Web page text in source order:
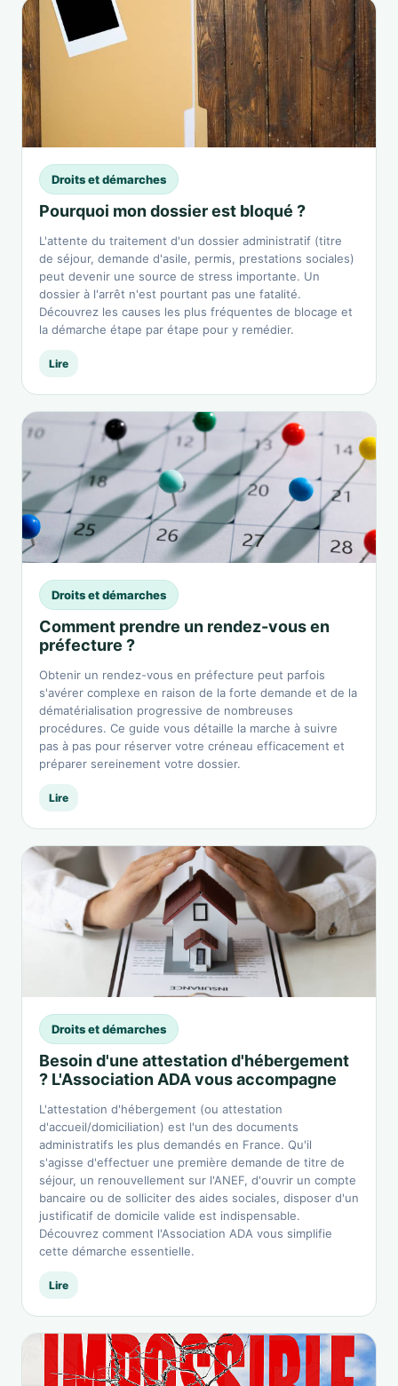
Droits et démarches
Pourquoi mon dossier est bloqué ?
L'attente du traitement d'un dossier administratif (titre
de séjour, demande d'asile, permis, prestations sociales)
peut devenir une source de stress importante. Un
dossier à l'arrêt n'est pourtant pas une fatalité.
Découvrez les causes les plus fréquentes de blocage et
la démarche étape par étape pour y remédier.
Lire
Droits et démarches
Comment prendre un rendez-vous en
préfecture ?
Obtenir un rendez-vous en préfecture peut parfois
s'avérer complexe en raison de la forte demande et de la
dématérialisation progressive de nombreuses
procédures. Ce guide vous détaille la marche à suivre
pas à pas pour réserver votre créneau efficacement et
préparer sereinement votre dossier.
Lire
Droits et démarches
Besoin d'une attestation d'hébergement
? L'Association ADA vous accompagne
L'attestation d'hébergement (ou attestation
d'accueil/domiciliation) est l'un des documents
administratifs les plus demandés en France. Qu'il
s'agisse d'effectuer une première demande de titre de
séjour, un renouvellement sur l'ANEF, d'ouvrir un compte
bancaire ou de solliciter des aides sociales, disposer d'un
justificatif de domicile valide est indispensable.
Découvrez comment l'Association ADA vous simplifie
cette démarche essentielle.
Lire